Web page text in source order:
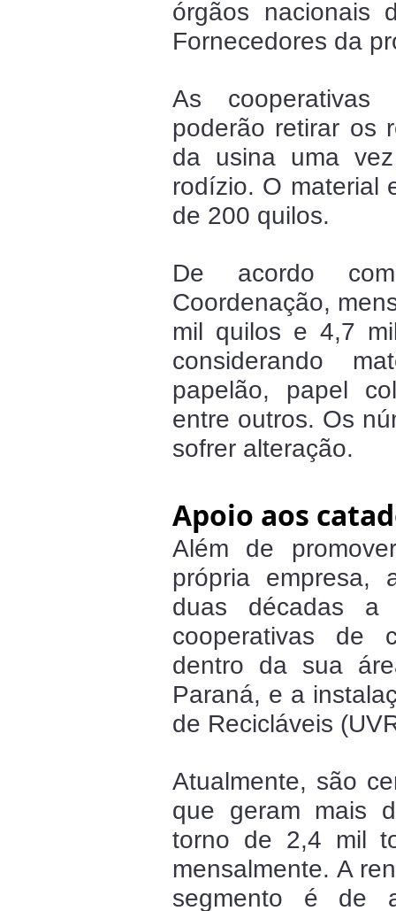
órgãos nacionais
Fornecedores da
As cooperativas
poderão retirar os
da usina uma
rodízio. O material
de 200 quilos.
De acordo
Coordenação,
mil quilos e 4,7
considerando
papelão, papel
entre outros. Os
sofrer alteração.
Apoio aos
Além de
própria empresa,
duas décadas a
cooperativas de
dentro da sua
Paraná, e a
de Recicláveis
Atualmente, são
que geram mais
torno de 2,4 mil
mensalmente. A
segmento é de